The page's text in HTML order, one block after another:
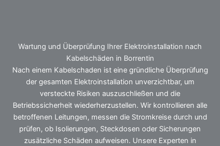
Wartung und Überprüfung Ihrer Elektroinstallation nach
Kabelschäden in Borrentin
Nach einem Kabelschaden ist eine gründliche Überprüfung
der gesamten Elektroinstallation unverzichtbar, um
versteckte Risiken auszuschließen und die
Betriebssicherheit wiederherzustellen. Wir kontrollieren alle
betroffenen Leitungen, messen die Stromkreise durch und
prüfen, ob Isolierungen, Steckdosen oder Sicherungen
zusätzliche Schäden aufweisen. Unsere Experten in